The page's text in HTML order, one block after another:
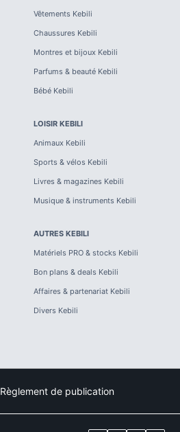
Vêtements Kebili
Chaussures Kebili
Montres et bijoux Kebili
Parfums & beauté Kebili
Bébé Kebili
LOISIR KEBILI
Animaux Kebili
Sports & vélos Kebili
Livres & magazines Kebili
Musique & instruments Kebili
AUTRES KEBILI
Matériels PRO & stocks Kebili
Bon plans & deals Kebili
Affaires & partenariat Kebili
Divers Kebili
Règlement de publication